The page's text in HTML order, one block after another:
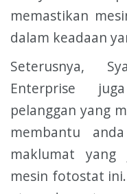
memastikan
dalam keadaan
Seterusnya,
Enterprise
pelanggan yang
membantu
maklumat
mesin fotostat